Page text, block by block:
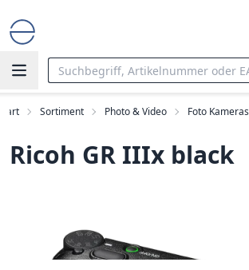
Sortiment Photo & Video Foto Kameras
Ricoh GR IIIx black